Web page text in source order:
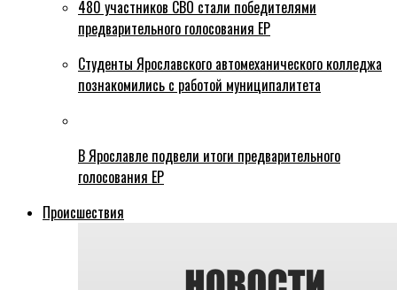
480 участников СВО стали победителями
предварительного голосования ЕР
Студенты Ярославского автомеханического колледжа
познакомились с работой муниципалитета
В Ярославле подвели итоги предварительного
голосования ЕР
Происшествия